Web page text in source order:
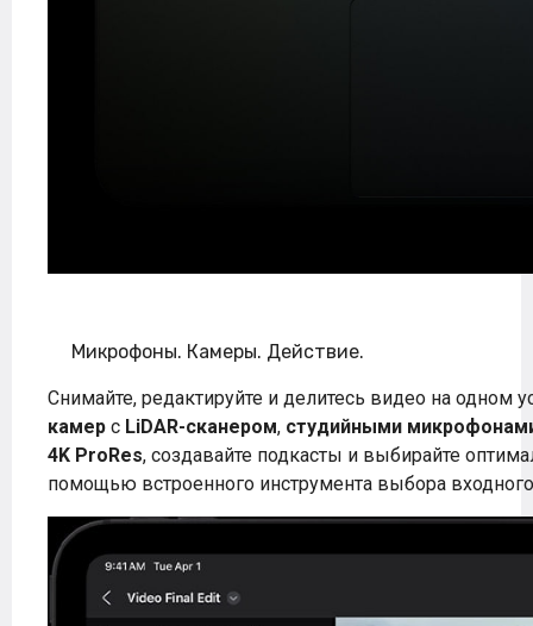
Микрофоны. Камеры. Действие.
Снимайте, редактируйте и делитесь видео на одном
камер с LiDAR-сканером, студийными
4K ProRes, создавайте подкасты и выбирайте
помощью встроенного инструмента выбора входного